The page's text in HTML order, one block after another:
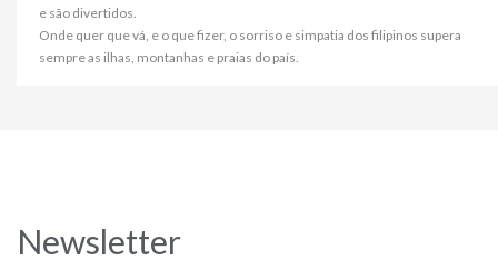
e são divertidos.
Onde quer que vá, e o que fizer, o sorriso e simpatia dos filipinos supera
sempre as ilhas, montanhas e praias do país.
Newsletter